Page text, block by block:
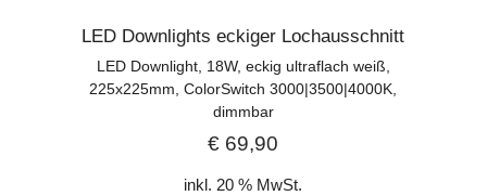
LED Downlights eckiger Lochausschnitt
LED Downlight, 18W, eckig ultraflach weiß,
225x225mm, ColorSwitch 3000|3500|4000K,
dimmbar
€ 69,90
inkl. 20 % MwSt.